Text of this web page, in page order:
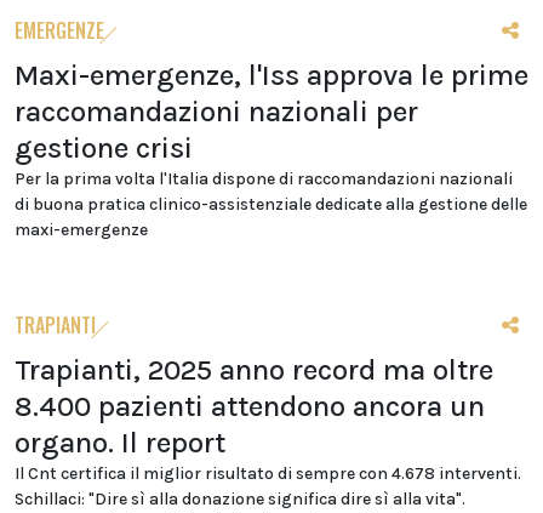
EMERGENZE
Maxi-emergenze, l'Iss approva le prime
raccomandazioni nazionali per
gestione crisi
Per la prima volta l'Italia dispone di raccomandazioni nazionali
di buona pratica clinico-assistenziale dedicate alla gestione delle
maxi-emergenze
TRAPIANTI
Trapianti, 2025 anno record ma oltre
8.400 pazienti attendono ancora un
organo. Il report
Il Cnt certifica il miglior risultato di sempre con 4.678 interventi.
Schillaci: "Dire sì alla donazione significa dire sì alla vita".